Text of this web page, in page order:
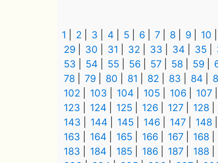
1 2 3 4 5 6 7 8 9
10
29
30 31 32 33 34 35
53
54 55 56 57 58 59
78
79 80 81 82 83 84
102
103 104 105 106
107
123
124 125 126 127
128
143
144 145 146 147
148
163
164 165 166 167
168
183
184 185 186 187
188